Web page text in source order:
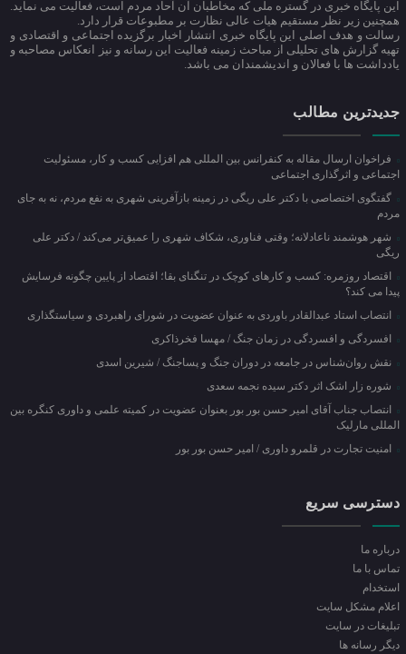
این پایگاه خبری در گستره ملی که مخاطبان آن آحاد مردم است، فعالیت می نماید.
همچنین زیر نظر مستقیم هیات عالی نظارت بر مطبوعات قرار دارد.
رسالت و هدف اصلی این پایگاه خبری انتشار اخبار برگزیده اجتماعی و اقتصادی و
تهیه گزارش های تحلیلی از مباحث زمینه فعالیت این رسانه و نیز انعکاس مصاحبه و
یادداشت ها با فعالان و اندیشمندان می باشد.
جدیدترین مطالب
فراخوان ارسال مقاله به کنفرانس بین المللی هم افزایی کسب و کار، مسئولیت
اجتماعی و اثرگذاری اجتماعی
گفتگوی اختصاصی با دکتر علی ریگی در زمینه بازآفرینی شهری به نفع مردم، نه به جای
مردم
شهر هوشمند ناعادلانه؛ وقتی فناوری، شکاف شهری را عمیق‌تر می‌کند / دکتر علی
ریگی
اقتصاد روزمره: کسب‌ و کارهای کوچک در تنگنای بقا؛ اقتصاد از پایین چگونه فرسایش
پیدا می کند؟
انتصاب استاد عبدالقادر باوردی به عنوان عضویت در شورای راهبردی و سیاستگذاری
افسردگی و افسردگی در زمان جنگ / مهسا فخرذاکری
نقش روان‌شناس در جامعه در دوران جنگ و پساجنگ / شیرین اسدی
شوره زار اشک اثر دکتر سیده نجمه سعدی
انتصاب جناب آقای امیر حسن بور بور بعنوان عضویت در کمیته علمی و داوری کنگره بین
المللی مارلیک
امنیت تجارت در قلمرو داوری / امیر حسن بور بور
دسترسی سریع
درباره ما
تماس با ما
استخدام
اعلام مشکل سایت
تبلیغات در سایت
ديگر رسانه ها